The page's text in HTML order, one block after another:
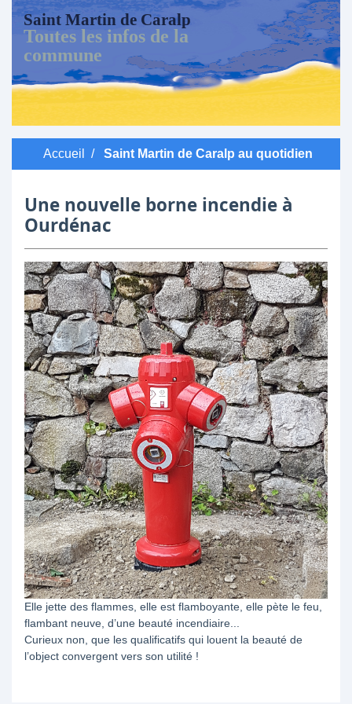
Saint Martin de Caralp
Toutes les infos de la
commune
Accueil / Saint Martin de Caralp au quotidien
Une nouvelle borne incendie à
Ourdénac
Elle jette des flammes, elle est flamboyante, elle pète le feu,
flambant neuve, d’une beauté incendiaire...
Curieux non, que les qualificatifs qui louent la beauté de
l’object convergent vers son utilité !